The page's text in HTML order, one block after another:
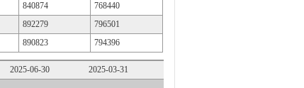
840874
768440
892279
796501
890823 794396
2025-06-30
2025-03-31